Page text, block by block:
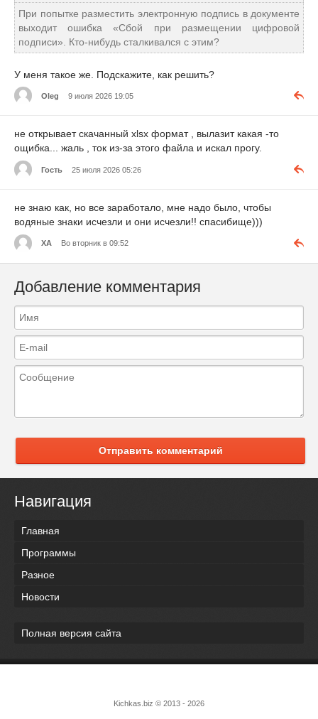
При попытке разместить электронную подпись в документе
выходит ошибка «Сбой при размещении цифровой
подписи». Кто-нибудь сталкивался с этим?
У меня такое же. Подскажите, как решить?
Oleg 9 июля 2026 19:05
не открывает скачанный xlsx формат , вылазит какая -то
ощибка... жаль , ток из-за этого файла и искал прогу.
Гость 25 июля 2026 05:26
не знаю как, но все заработало, мне надо было, чтобы
водяные знаки исчезли и они исчезли!! спасибище)))
ХА Во вторник в 09:52
Добавление комментария
Отправить комментарий
Навигация
Главная
Программы
Разное
Новости
Полная версия сайта
Kichkas.biz © 2013 - 2026